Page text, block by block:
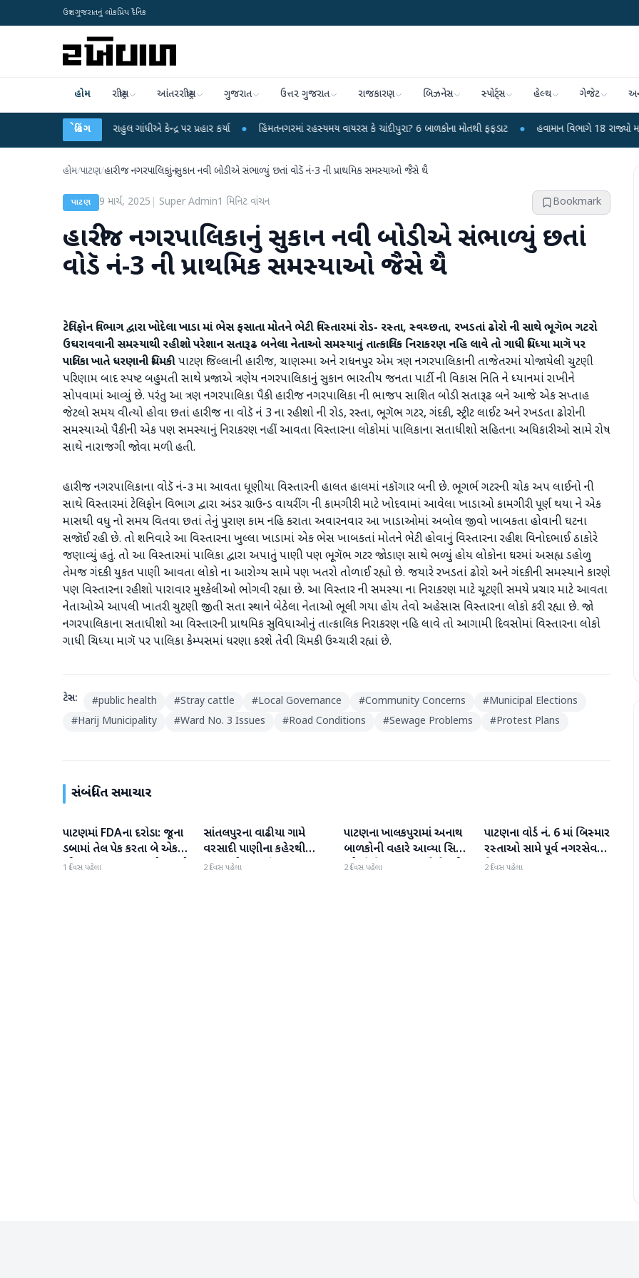
ઉત્તર ગુજરાતનું લોકપ્રિય દૈનિક
હોમ રાષ્ટ્રીય આંતરરાષ્ટ્રીય ગુજરાત ઉત્તર ગુજરાત રાજકારણ બિઝનેસ સ્પોર્ટ્સ હેલ્થ ગેજેટ
બ્રેકિંગ
આરોપો પર રાહુલ ગાંધીએ કેન્દ્ર પર પ્રહાર કર્યા ● હિંમતનગરમાં રહસ્યમય વાયરસ કે ચાંદીપુરા? 6 બાળકોના મોતથી ફફડાટ ● હવામાન વિભાગે 18 રાજ્યો માટે ભારે
હોમ/પાટણ/હારીજ નગરપાલિકાનું સુકાન નવી બોડીએ સંભાળ્યું છતાં વોડૅ નં-3 ની પ્રાથમિક સમસ્યાઓ જૈસે થૈ
પાટણ 9 માર્ચ, 2025 Super Admin1 મિનિટ વાંચન Bookmark
હારીજ નગરપાલિકાનું સુકાન નવી બોડીએ સંભાળ્યું છતાં
વોડૅ નં-3 ની પ્રાથમિક સમસ્યાઓ જૈસે થૈ
ટેલિફોન વિભાગ દ્વારા ખોદેલા ખાડા માં ભેસ ફસાતા મોતને ભેટી વિસ્તારમાં રોડ- રસ્તા, સ્વચ્છતા, રખડતાં ઢોરો ની સાથે ભૂગૅભ ગટરો
ઉઘરાવવાની સમસ્યાથી રહીશો પરેશાન સતારૂઢ બનેલા નેતાઓ સમસ્યાનું તાત્કાલિક નિરાકરણ નહિ લાવે તો ગાધી ચિધ્યા માગૅ પર
પાલિકા ખાતે ધરણાની ચિમકીપાટણ જિલ્લાની હારીજ, ચાણસ્મા અને રાધનપુર એમ ત્રણ નગરપાલિકાની તાજેતરમાં યોજાયેલી ચુટણી
પરિણામ બાદ સ્પષ્ટ બહુમતી સાથે પ્રજાએ ત્રણેય નગરપાલિકાનું સુકાન ભારતીય જનતા પાર્ટી ની વિકાસ નિતિ ને ધ્યાનમાં રાખીને
સોપવામાં આવ્યું છે. પરંતુ આ ત્રણ નગરપાલિકા પૈકી હારીજ નગરપાલિકા ની ભાજપ સાશિત બોડી સતારૂઢ બને આજે એક સપ્તાહ
જેટલો સમય વીત્યો હોવા છતાં હારીજ ના વોડૅ નં 3 ના રહીશો ની રોડ, રસ્તા, ભૂગૅભ ગટર, ગંદકી, સ્ટ્રીટ લાઈટ અને રખડતા ઢોરોની
સમસ્યાઓ પૈકીની એક પણ સમસ્યાનું નિરાકરણ નહીં આવતા વિસ્તારના લોકોમાં પાલિકાના સતાધીશો સહિતના અધિકારીઓ સામે રોષ
સાથે નારાજગી જોવા મળી હતી.
હારીજ નગરપાલિકાના વોડૅ નં-૩ મા આવતા ધૂણીયા વિસ્તારની હાલત હાલમાં નકૉગાર બની છે. ભૂગર્ભ ગટરની ચોક અપ લાઈનો ની
સાથે વિસ્તારમાં ટેલિફોન વિભાગ દ્વારા અંડર ગ્રાઉન્ડ વાયરીંગ ની કામગીરી માટે ખોદવામાં આવેલા ખાડાઓ કામગીરી પૂર્ણ થયા ને એક
માસથી વધુ નો સમય વિતવા છતાં તેનું પુરાણ કામ નહિ કરાતા અવારનવાર આ ખાડાઓમાં અબોલ જીવો ખાબકતા હોવાની ઘટના
સજૉઈ રહી છે. તો શનિવારે આ વિસ્તારના ખુલ્લા ખાડામાં એક ભેસ ખાબકતાં મોતને ભેટી હોવાનું વિસ્તારના રહીશ વિનોદભાઈ ઠાકોરે
જણાવ્યું હતું. તો આ વિસ્તારમાં પાલિકા દ્વારા અપાતું પાણી પણ ભૂગૅભ ગટર જોડાણ સાથે ભળ્યું હોય લોકોના ઘરમાં અસહ્ય ડહોળુ
તેમજ ગંદકી યુકત પાણી આવતા લોકો ના આરોગ્ય સામે પણ ખતરો તોળાઈ રહ્યો છે. જયારે રખડતાં ઢોરો અને ગંદકીની સમસ્યાને કારણે
પણ વિસ્તારના રહીશો પારાવાર મુશ્કેલીઓ ભોગવી રહ્યા છે. આ વિસ્તાર ની સમસ્યા ના નિરાકરણ માટે ચૂટણી સમયે પ્રચાર માટે આવતા
નેતાઓએ આપલી ખાતરી ચુટણી જીતી સતા સ્થાને બેઠેલા નેતાઓ ભૂલી ગયા હોય તેવો અહેસાસ વિસ્તારના લોકો કરી રહ્યા છે. જો
નગરપાલિકાના સતાધીશો આ વિસ્તારની પ્રાથમિક સુવિધાઓનું તાત્કાલિક નિરાકરણ નહિ લાવે તો આગામી દિવસોમાં વિસ્તારના લોકો
ગાધી ચિધ્યા માગૅ પર પાલિકા કેમ્પસમાં ધરણા કરશે તેવી ચિમકી ઉચ્ચારી રહ્યાં છે.
ટેગ્સ: #public health #Stray cattle #Local Governance #Community Concerns #Municipal Elections
#Harij Municipality #Ward No. 3 Issues #Road Conditions #Sewage Problems #Protest Plans
સંબંધિત સમાચાર
પાટણ
પાટણમાં FDAના દરોડા: જૂના
ડબ્બામાં તેલ પેક કરતા બે એકમો
સીલ, રૂ. ૧૬.૧૪ લાખનો જથ્થો
1 દિવસ પહેલા
પાટણ
સાંતલપુરના વાઢીયા ગામે
વરસાદી પાણીના કહેરથી
ગ્રામજનો હાલાકીમાં
2 દિવસ પહેલા
પાટણ
પાટણના ખાલકપુરામાં અનાથ
બાળકોની વહારે આવ્યા સિટી
'એ' ડિવિઝન PI અને તેમની
2 દિવસ પહેલા
પાટણ
પાટણના વોર્ડ નં. 6 માં બિસ્માર
રસ્તાઓ સામે પૂર્વ નગરસેવક
મેદાનમાં
2 દિવસ પહેલા